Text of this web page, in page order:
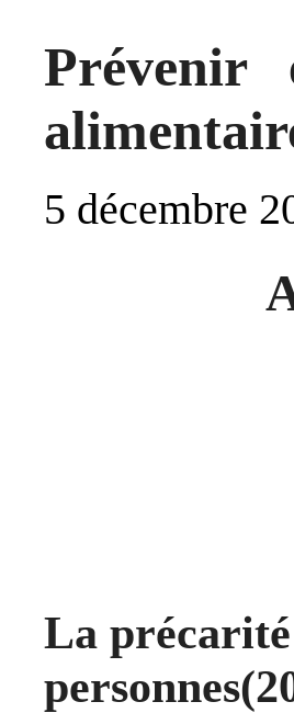
5 décembre
La